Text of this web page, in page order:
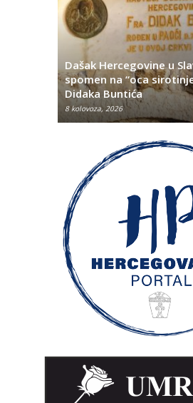
Dašak Hercegovine u
spomen na “oca
Didaka Buntića
8 kolovoza, 2026